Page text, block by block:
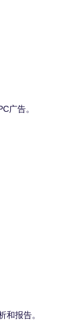
广告。
和报告。